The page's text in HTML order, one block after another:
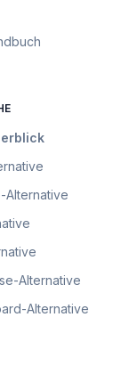
-Alternative
-Alternative
-Alternative